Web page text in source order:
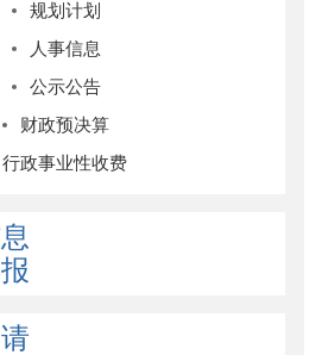
规划计划
人事信息
公示公告
财政预决算
行政事业性收费